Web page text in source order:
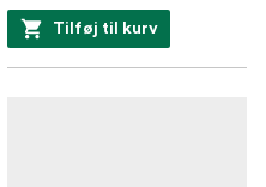
Tilføj til kurv